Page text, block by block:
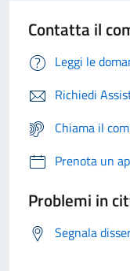
Contatta il
Leggi le
Richiedi
Chiama il
Prenota un
Problemi in
Segnala